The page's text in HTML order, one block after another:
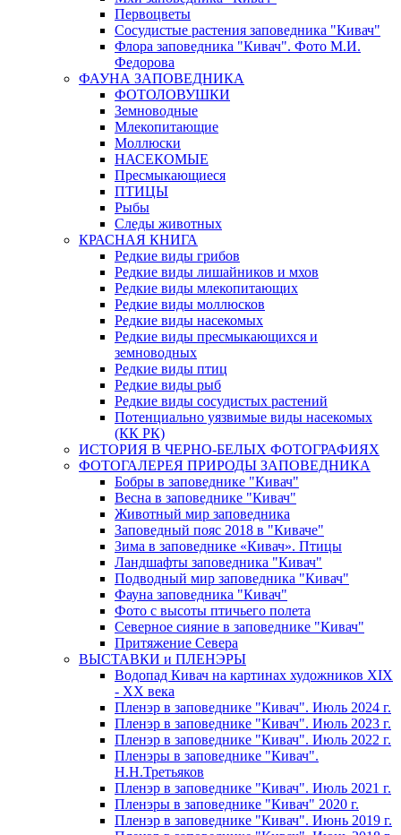
Первоцветы
Сосудистые растения заповедника "Кивач"
Флора заповедника "Кивач". Фото М.И.
Федорова
ФАУНА ЗАПОВЕДНИКА
ФОТОЛОВУШКИ
Земноводные
Млекопитающие
Моллюски
НАСЕКОМЫЕ
Пресмыкающиеся
ПТИЦЫ
Рыбы
Следы животных
КРАСНАЯ КНИГА
Редкие виды грибов
Редкие виды лишайников и мхов
Редкие виды млекопитающих
Редкие виды моллюсков
Редкие виды насекомых
Редкие виды пресмыкающихся и
земноводных
Редкие виды птиц
Редкие виды рыб
Редкие виды сосудистых растений
Потенциально уязвимые виды насекомых
(КК РК)
ИСТОРИЯ В ЧЕРНО-БЕЛЫХ ФОТОГРАФИЯХ
ФОТОГАЛЕРЕЯ ПРИРОДЫ ЗАПОВЕДНИКА
Бобры в заповеднике "Кивач"
Весна в заповеднике "Кивач"
Животный мир заповедника
Заповедный пояс 2018 в "Киваче"
Зима в заповеднике «Кивач». Птицы
Ландшафты заповедника "Кивач"
Подводный мир заповедника "Кивач"
Фауна заповедника "Кивач"
Фото с высоты птичьего полета
Северное сияние в заповеднике "Кивач"
Притяжение Севера
ВЫСТАВКИ и ПЛЕНЭРЫ
Водопад Кивач на картинах художников XIX
- XX века
Пленэр в заповеднике "Кивач". Июль 2024 г.
Пленэр в заповеднике "Кивач". Июль 2023 г.
Пленэр в заповеднике "Кивач". Июль 2022 г.
Пленэры в заповеднике "Кивач".
Н.Н.Третьяков
Пленэр в заповеднике "Кивач". Июль 2021 г.
Пленэры в заповеднике "Кивач" 2020 г.
Пленэр в заповеднике "Кивач". Июнь 2019 г.